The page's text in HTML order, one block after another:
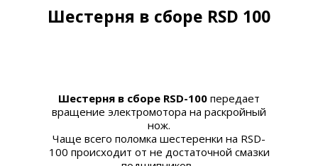
Шестерня в сборе RSD 100
Шестерня в сборе RSD-100 передает
вращение электромотора на раскройный
нож.
Чаще всего поломка шестеренки на RSD-
100 происходит от не достаточной смазки